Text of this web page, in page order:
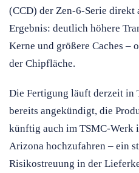
(CCD) der Zen-6-Serie direkt
Ergebnis: deutlich höhere
Kerne und größere Caches –
der Chipfläche.
Die Fertigung läuft derzeit in
bereits angekündigt, die
künftig auch im TSMC-Werk
Arizona hochzufahren – ein
Risikostreuung in der